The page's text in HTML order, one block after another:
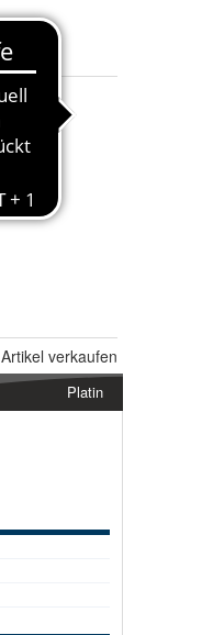
Artikel verkaufen
Platin